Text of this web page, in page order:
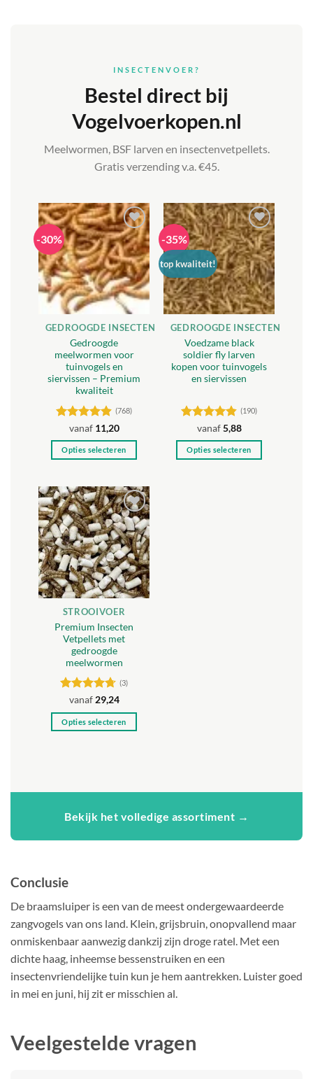
INSECTENVOER?
Bestel direct bij
Vogelvoerkopen.nl
Meelwormen, BSF larven en insectenvetpellets.
Gratis verzending v.a. €45.
-30%
Toevoegen
aan
verlanglijst
GEDROOGDE INSECTEN
Gedroogde
meelwormen voor
tuinvogels en
siervissen – Premium
kwaliteit
Gewaardeerd
4.88uit 5
(768)
vanaf 11,20
Opties selecteren
heeft
meerdere
variaties.
Deze
optie
kan
gekozen
worden
op
de
productpagina
-35%
top kwaliteit!
Toevoegen
aan
verlanglijst
GEDROOGDE INSECTEN
Voedzame black
soldier fly larven
kopen voor tuinvogels
en siervissen
Gewaardeerd
4.84uit 5
(190)
vanaf5,88
Opties selecteren
Toevoegen
aan
verlanglijst
STROOIVOER
Premium Insecten
Vetpellets met
gedroogde
meelwormen
Gewaardeerd
4.67uit 5
(3)
vanaf29,24
Opties selecteren
Deze
kan
productpagina
Bekijk het volledige assortiment →
Conclusie
De braamsluiper is een van de meest ondergewaardeerde
zangvogels van ons land. Klein, grijsbruin, onopvallend maar
onmiskenbaar aanwezig dankzij zijn droge ratel. Met een
dichte haag, inheemse bessenstruiken en een
insectenvriendelijke tuin kun je hem aantrekken. Luister goed
in mei en juni, hij zit er misschien al.
Veelgestelde vragen